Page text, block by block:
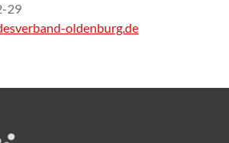
29
oldenburg.de